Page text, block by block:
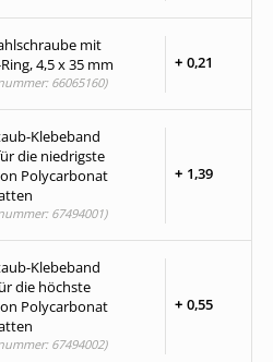
mit
4,5 x 35 mm
+ 0,21
66065160)
Klebeband
die niedrigste
Polycarbonat
+ 1,39
67494001)
Klebeband
die höchste
Polycarbonat
+ 0,55
67494002)